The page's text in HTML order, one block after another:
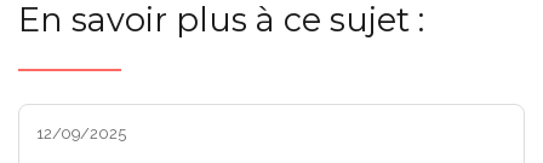
En savoir plus à ce sujet :
12/09/2025